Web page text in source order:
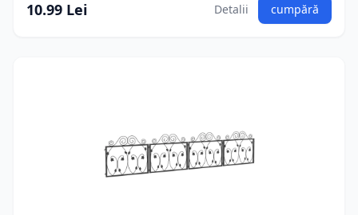
10.99 Lei Detalii cumpără